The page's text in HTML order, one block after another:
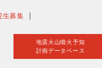
生募集
地震火山噴火予知
計画データベース